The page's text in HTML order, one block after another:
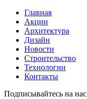
Главная
Акции
Архитектура
Дизайн
Новости
Строительство
Технологии
Контакты
Подписывайтесь на нас